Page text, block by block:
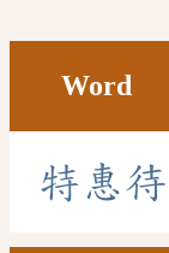
Word
特 惠待